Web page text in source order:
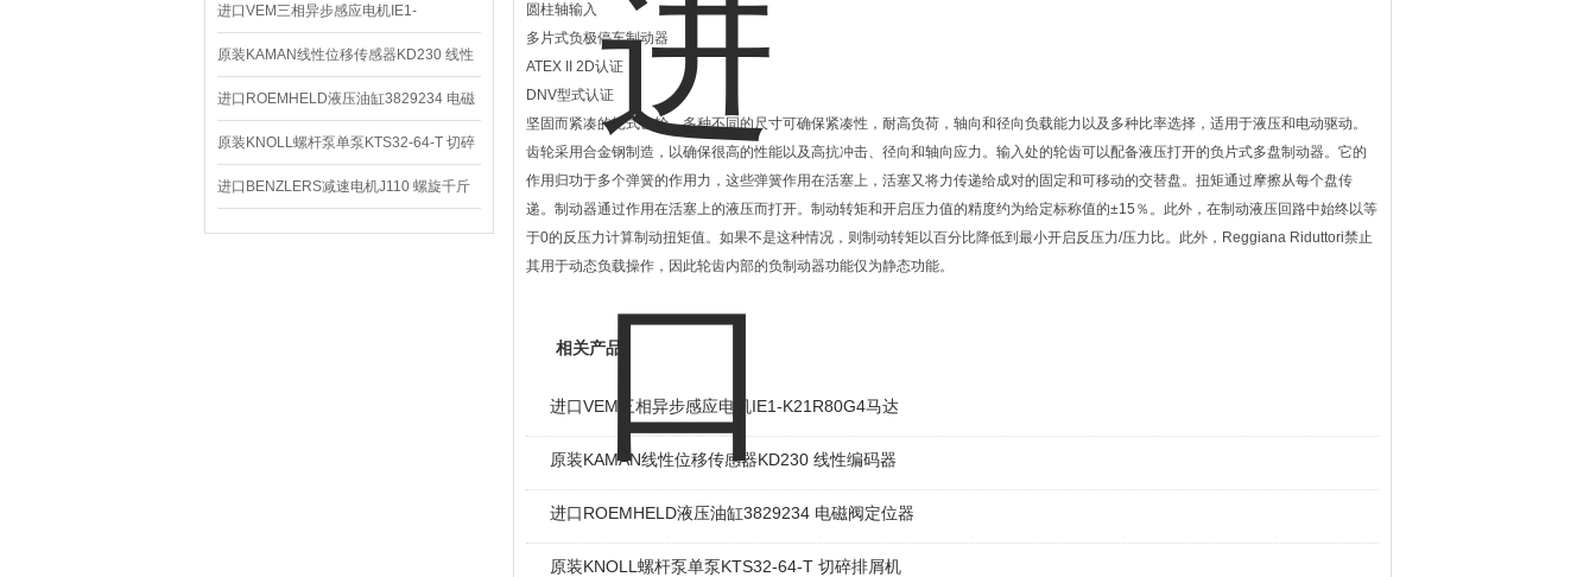
进口VEM三相异步感应电机IE1-
K21R80G4马达
原装KAMAN线性位移传感器KD230 线性
编码器
进口ROEMHELD液压油缸3829234 电磁
阀定位器
原装KNOLL螺杆泵单泵KTS32-64-T 切碎
排屑机
进口BENZLERS减速电机J110 螺旋千斤
顶BD-58
圆柱轴输入
多片式负极停车制动器
ATEX II 2D认证
DNV型式认证
坚固而紧凑的轮式齿轮。多种不同的尺寸可确保紧凑性，耐高负荷，轴向和径向负载能力以及多种比率选择，适用于液压和电动驱动。
齿轮采用合金钢制造，以确保很高的性能以及高抗冲击、径向和轴向应力。输入处的轮齿可以配备液压打开的负片式多盘制动器。它的
作用归功于多个弹簧的作用力，这些弹簧作用在活塞上，活塞又将力传递给成对的固定和可移动的交替盘。扭矩通过摩擦从每个盘传
递。制动器通过作用在活塞上的液压而打开。制动转矩和开启压力值的精度约为给定标称值的±15％。此外，在制动液压回路中始终以等
于0的反压力计算制动扭矩值。如果不是这种情况，则制动转矩以百分比降低到最小开启反压力/压力比。此外，Reggiana Riduttori禁止
其用于动态负载操作，因此轮齿内部的负制动器功能仅为静态功能。
相关产品
进口VEM三相异步感应电机IE1-K21R80G4马达
原装KAMAN线性位移传感器KD230 线性编码器
进口ROEMHELD液压油缸3829234 电磁阀定位器
原装KNOLL螺杆泵单泵KTS32-64-T 切碎排屑机